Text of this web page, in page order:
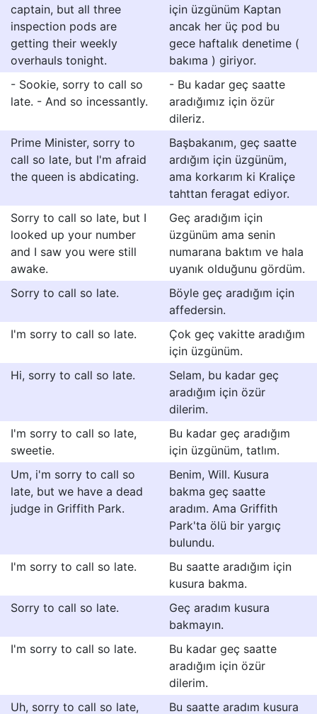
captain, but all three
inspection pods are
getting their weekly
overhauls tonight.
için üzgünüm Kaptan
ancak her üç pod bu
gece haftalık denetime (
bakıma ) giriyor.
- Sookie, sorry to call so
late. - And so incessantly.
- Bu kadar geç saatte
aradığımız için özür
dileriz.
Prime Minister, sorry to
call so late, but I'm afraid
the queen is abdicating.
Başbakanım, geç saatte
ardığım için üzgünüm,
ama korkarım ki Kraliçe
tahttan feragat ediyor.
Sorry to call so late, but I
looked up your number
and I saw you were still
awake.
Geç aradığım için
üzgünüm ama senin
numarana baktım ve hala
uyanık olduğunu gördüm.
Sorry to call so late.
Böyle geç aradığım için
affedersin.
I'm sorry to call so late.
Çok geç vakitte aradığım
için üzgünüm.
Hi, sorry to call so late.
Selam, bu kadar geç
aradığım için özür
dilerim.
I'm sorry to call so late,
sweetie.
Bu kadar geç aradığım
için üzgünüm, tatlım.
Um, i'm sorry to call so
late, but we have a dead
judge in Griffith Park.
Benim, Will. Kusura
bakma geç saatte
aradım. Ama Griffith
Park'ta ölü bir yargıç
bulundu.
I'm sorry to call so late.
Bu saatte aradığım için
kusura bakma.
Sorry to call so late.
Geç aradım kusura
bakmayın.
I'm sorry to call so late.
Bu kadar geç saatte
aradığım için özür
dilerim.
Uh, sorry to call so late,
Bu saatte aradım kusura